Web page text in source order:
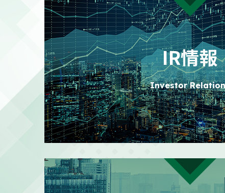
2026/07/24 PR 日本におけ
2026/07/21 適時開示 株主還元強
2026/07/21 適時開示 政策保有株
IR情報
Investor